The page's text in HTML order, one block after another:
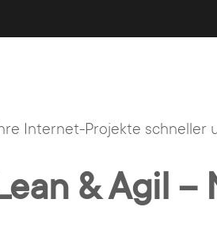
Internet-Projekte schneller
& Agil –